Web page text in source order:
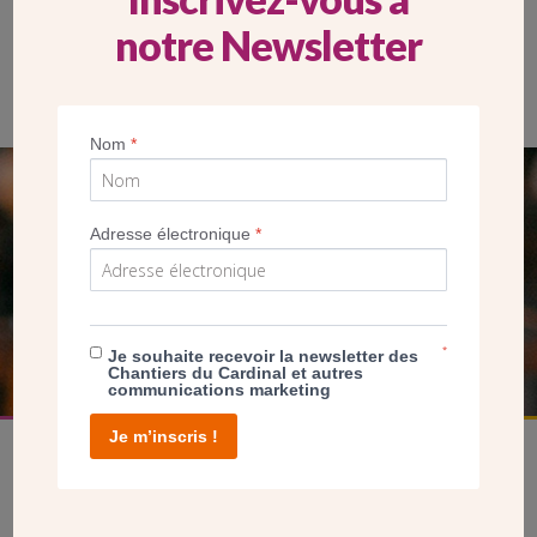
En rénovant les locaux, la paroisse Saint-Christophe de Créteil
espère accueillir de nouveaux fidèles. Vue avant travaux(Crédit
SEUL VOTRE DON
NOUS PERMET D’AGIR
FAIRE UN DON
notre Newsletter
Nom*
Adresse électronique*
Je souhaite recevoir la newsletter des
Chantiers du Cardinal et autres
communications marketing
*
Je m’inscris !